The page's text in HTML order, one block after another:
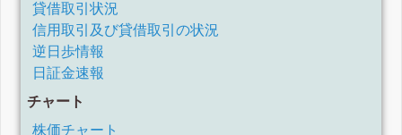
貸借取引状況
信用取引及び貸借取引の状況
逆日歩情報
日証金速報
チャート
株価チャート